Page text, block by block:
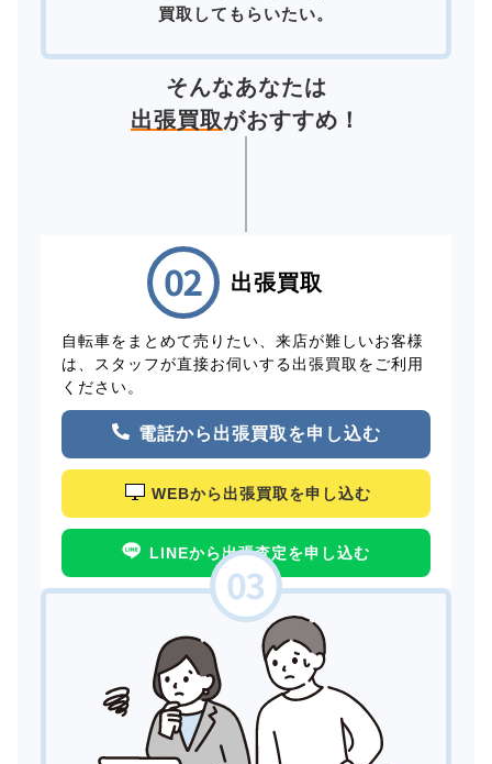
買取してもらいたい。
そんなあなたは
出張買取がおすすめ！
出張買取
自転車をまとめて売りたい、来店が難しいお客様
は、スタッフが直接お伺いする出張買取をご利用
ください。
電話から出張買取を申し込む
WEBから出張買取を申し込む
LINEから出張査定を申し込む